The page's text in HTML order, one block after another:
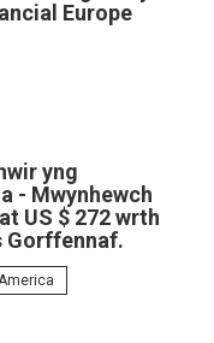
Europe
yng
- Mwynhewch
US $ 272 wrth
Gorffennaf.